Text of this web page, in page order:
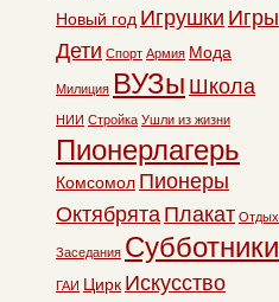
Новый год Игрушки Игры
Дети Спорт Армия Мода
Милиция ВУЗы Школа
НИИ Стройка Ушли из жизни
Пионерлагерь
Комсомол Пионеры
Октябрята Плакат Отдых
Заседания Субботники
ГАИ Цирк Искусство